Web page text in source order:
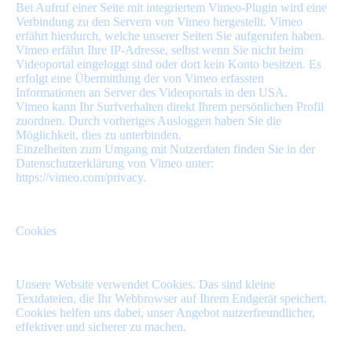
Bei Aufruf einer Seite mit integriertem Vimeo-Plugin wird eine
Verbindung zu den Servern von Vimeo hergestellt. Vimeo
erfährt hierdurch, welche unserer Seiten Sie aufgerufen haben.
Vimeo erfährt Ihre IP-Adresse, selbst wenn Sie nicht beim
Videoportal eingeloggt sind oder dort kein Konto besitzen. Es
erfolgt eine Übermittlung der von Vimeo erfassten
Informationen an Server des Videoportals in den USA.
Vimeo kann Ihr Surfverhalten direkt Ihrem persönlichen Profil
zuordnen. Durch vorheriges Ausloggen haben Sie die
Möglichkeit, dies zu unterbinden.
Einzelheiten zum Umgang mit Nutzerdaten finden Sie in der
Datenschutzerklärung von Vimeo unter:
https://vimeo.com/privacy.
Cookies
Unsere Website verwendet Cookies. Das sind kleine
Textdateien, die Ihr Webbrowser auf Ihrem Endgerät speichert.
Cookies helfen uns dabei, unser Angebot nutzerfreundlicher,
effektiver und sicherer zu machen.